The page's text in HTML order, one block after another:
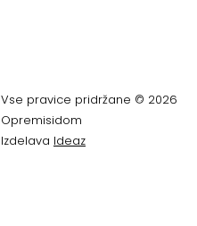
Vse pravice pridržane © 2026
Opremisidom
Izdelava Ideaz